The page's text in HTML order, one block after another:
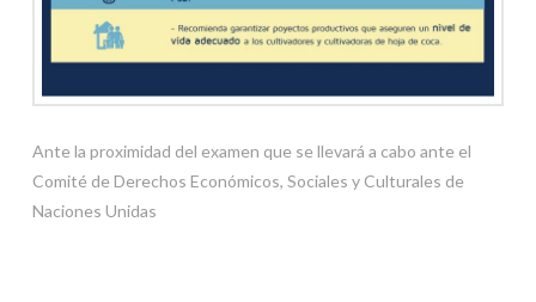
Ante la proximidad del examen que se llevará a cabo ante el
Comité de Derechos Económicos, Sociales y Culturales de
Naciones Unidas